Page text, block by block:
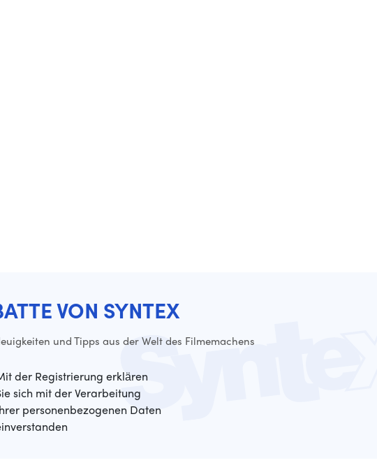
VON SYNTEX
und Tipps aus der Welt des Filmemachens
der Registrierung erklären
sich mit der Verarbeitung
personenbezogenen Daten